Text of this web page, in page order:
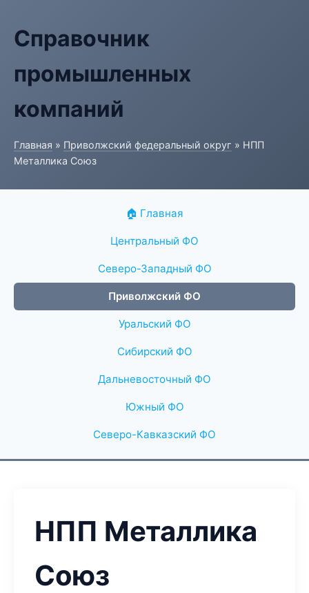
Справочник
промышленных
компаний
Главная » Приволжский федеральный округ » НПП
Металлика Союз
🏠 Главная
Центральный ФО
Северо-Западный ФО
Приволжский ФО
Уральский ФО
Сибирский ФО
Дальневосточный ФО
Южный ФО
Северо-Кавказский ФО
НПП Металлика
Союз